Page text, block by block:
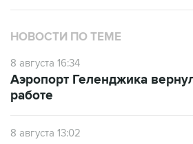
НОВОСТИ ПО ТЕМЕ
8 августа 16:34
Аэропорт Геленджика
работе
8 августа 13:02